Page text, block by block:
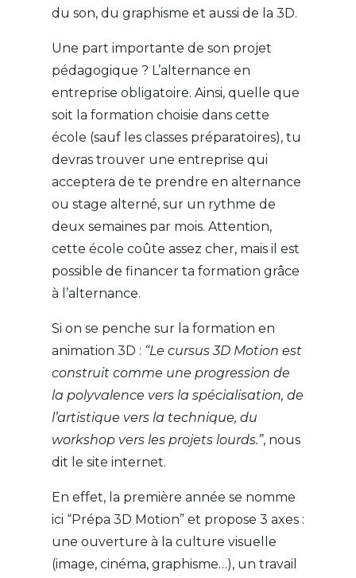
du son, du graphisme et aussi de la 3D.
Une part importante de son projet
pédagogique ? L’alternance en
entreprise obligatoire. Ainsi, quelle que
soit la formation choisie dans cette
école (sauf les classes préparatoires), tu
devras trouver une entreprise qui
acceptera de te prendre en alternance
ou stage alterné, sur un rythme de
deux semaines par mois. Attention,
cette école coûte assez cher, mais il est
possible de financer ta formation grâce
à l’alternance.
Si on se penche sur la formation en
animation 3D : “Le cursus 3D Motion est
construit comme une progression de
la polyvalence vers la spécialisation, de
l’artistique vers la technique, du
workshop vers les projets lourds.”, nous
dit le site internet.
En effet, la première année se nomme
ici “Prépa 3D Motion” et propose 3 axes :
une ouverture à la culture visuelle
(image, cinéma, graphisme…), un travail